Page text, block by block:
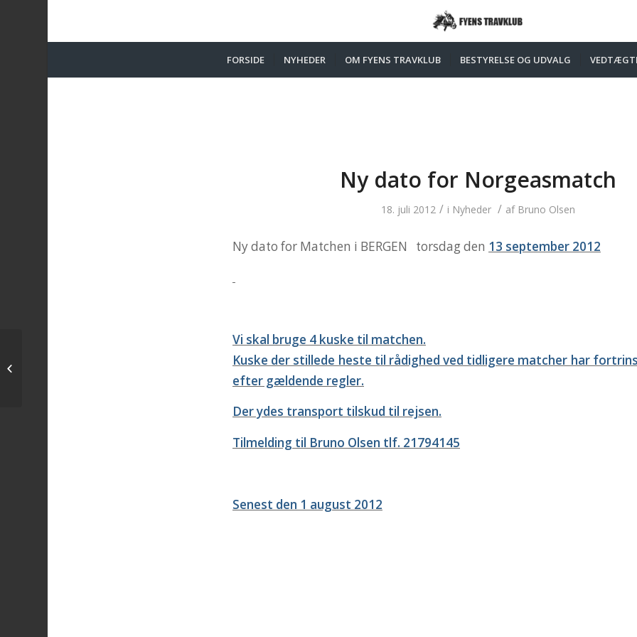
FORSIDE NYHEDER OM FYENS TRAVKLUB BESTYRELSE OG UDVALG
Ny dato for Norgeasmatch
18. juli 2012 / i Nyheder / af Bruno Olsen
Ny dato for Matchen i BERGEN torsdag den 13 september 2012
Vi skal bruge 4 kuske til matchen.
Kuske der stillede heste til rådighed ved tidligere matcher har
efter gældende regler.
Der ydes transport tilskud til rejsen.
Tilmelding til Bruno Olsen tlf. 21794145
Senest den 1 august 2012